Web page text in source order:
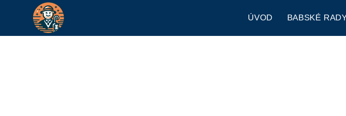
ÚVOD BABSKÉ